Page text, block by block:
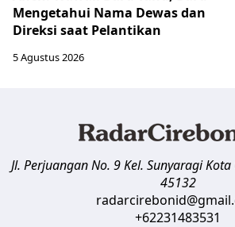
Mengetahui Nama Dewas dan
Direksi saat Pelantikan
5 Agustus 2026
Jl. Perjuangan No. 9 Kel. SunyaragiKota
45132
+62231483531